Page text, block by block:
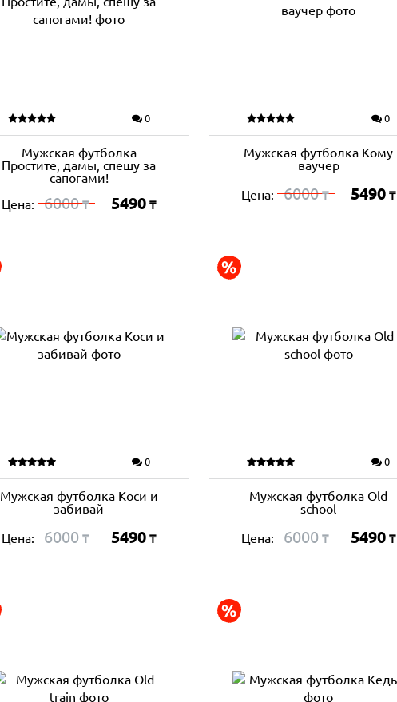
0
Мужская футболка
Простите, дамы, спешу за
сапогами!
Цена: 6000₸ 5490 ₸
0
Мужская футболка Кому
ваучер
Цена: 6000₸ 5490 ₸
0
Мужская футболка Коси и
забивай
Цена: 6000₸ 5490 ₸
0
Мужская футболка Old
school
Цена: 6000₸ 5490 ₸